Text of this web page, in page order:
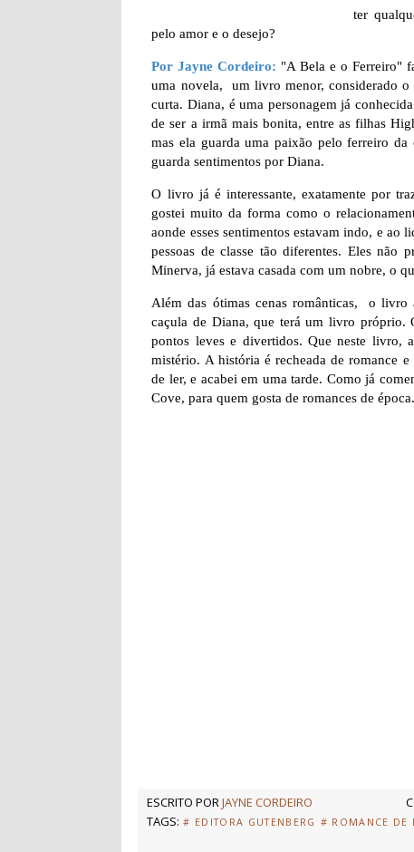
ter
pelo amor e o desejo?
Por Jayne Cordeiro: "A Bela e o Ferreiro"
uma novela, um livro menor, considerado o
curta. Diana, é uma personagem já
de ser a irmã mais bonita, entre as filhas
mas ela guarda uma paixão pelo ferreiro
guarda sentimentos por Diana.
O livro já é interessante, exatamente por
gostei muito da forma como o
aonde esses sentimentos estavam indo, e ao
pessoas de classe tão diferentes. Eles não
Minerva, já estava casada com um nobre, o
Além das ótimas cenas românticas, o
caçula de Diana, que terá um livro próprio.
pontos leves e divertidos. Que neste livro,
mistério. A história é recheada de romance
de ler, e acabei em uma tarde. Como já
Cove, para quem gosta de romances de
ESCRITO PORJAYNE CORDEIRO
TAGS: # EDITORA GUTENBERG # ROMANCE DE